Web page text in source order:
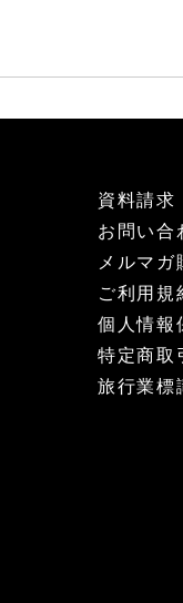
資料請求
お問い合
メルマガ
ご利用規
個人情報
特定商取
旅行業標